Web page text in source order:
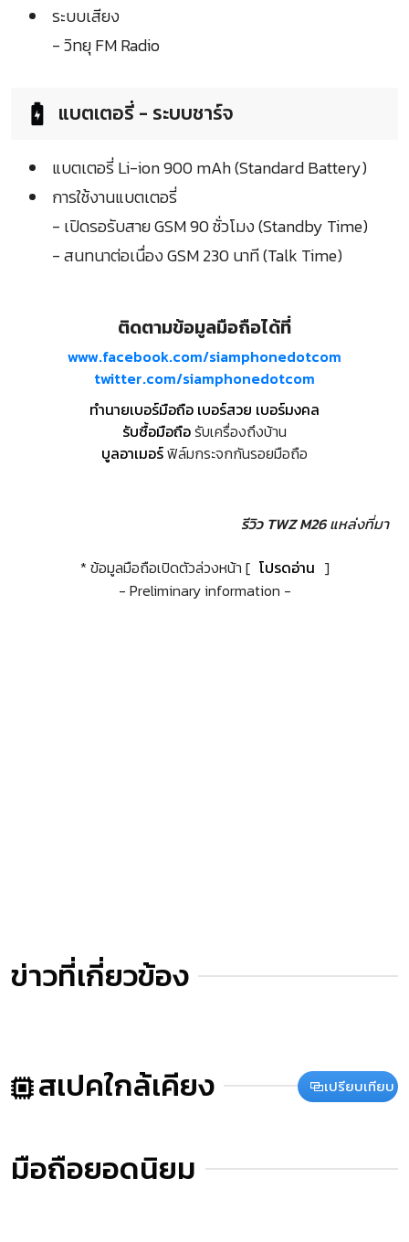
ระบบเสียง
- วิทยุ FM Radio
แบตเตอรี่ - ระบบชาร์จ
แบตเตอรี่ Li-ion 900 mAh (Standard Battery)
การใช้งานแบตเตอรี่
- เปิดรอรับสาย GSM 90 ชั่วโมง (Standby Time)
- สนทนาต่อเนื่อง GSM 230 นาที (Talk Time)
ติดตามข้อมูลมือถือได้ที่
www.facebook.com/siamphonedotcom
twitter.com/siamphonedotcom
ทำนายเบอร์มือถือ เบอร์สวย เบอร์มงคล
รับซื้อมือถือรับเครื่องถึงบ้าน
บูลอาเมอร์ฟิล์มกระจกกันรอยมือถือ
รีวิว TWZ M26 แหล่งที่มา
* ข้อมูลมือถือเปิดตัวล่วงหน้า [ โปรดอ่าน ]
- Preliminary information -
ข่าวที่เกี่ยวข้อง
สเปคใกล้เคียง เปรียบเทียบ
มือถือยอดนิยม